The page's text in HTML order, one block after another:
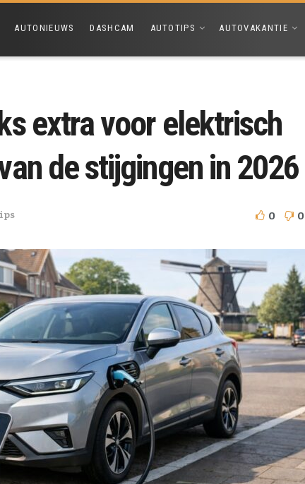
AUTONIEUWS DASHCAM AUTOTIPS AUTOVAKANTIE
extra voor elektrisch
de stijgingen in 2026
0 0